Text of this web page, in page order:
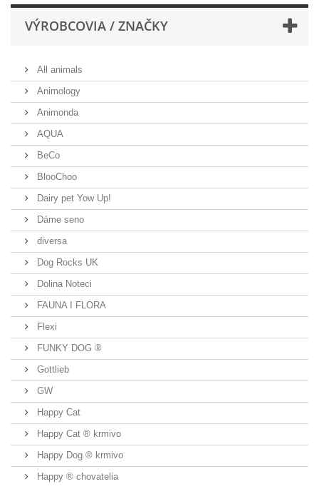
VÝROBCOVIA / ZNAČKY
All animals
Animology
Animonda
AQUA
BeCo
BlooChoo
Dairy pet Yow Up!
Dáme seno
diversa
Dog Rocks UK
Dolina Noteci
FAUNA I FLORA
Flexi
FUNKY DOG ®
Gottlieb
GW
Happy Cat
Happy Cat ® krmivo
Happy Dog ® krmivo
Happy ® chovatelia